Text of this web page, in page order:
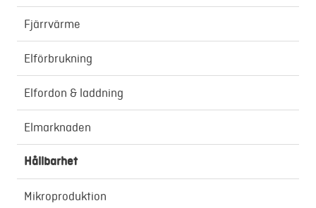
Återbetalning
Fjärrvärme
Elförbrukning
Elfordon & laddning
Elmarknaden
Hållbarhet
Mikroproduktion